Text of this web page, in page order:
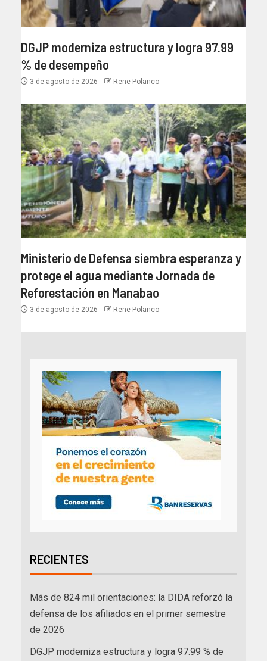
DGJP moderniza estructura y logra 97.99
% de desempeño
3 de agosto de 2026 Rene Polanco
Ministerio de Defensa siembra esperanza y
protege el agua mediante Jornada de
Reforestación en Manabao
3 de agosto de 2026 Rene Polanco
RECIENTES
Más de 824 mil orientaciones: la DIDA reforzó la
defensa de los afiliados en el primer semestre
de 2026
DGJP moderniza estructura y logra 97.99 % de